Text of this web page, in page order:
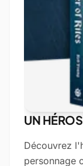
UN
Découvrez
personnage